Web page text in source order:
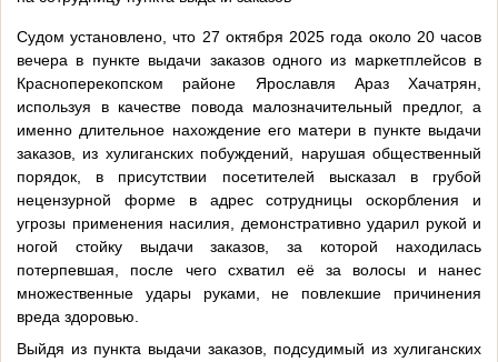
Судом установлено, что 27 октября 2025 года около 20 часов
вечера в пункте выдачи заказов одного из маркетплейсов в
Красноперекопском районе Ярославля Араз Хачатрян,
используя в качестве повода малозначительный предлог, а
именно длительное нахождение его матери в пункте выдачи
заказов, из хулиганских побуждений, нарушая общественный
порядок, в присутствии посетителей высказал в грубой
нецензурной форме в адрес сотрудницы оскорбления и
угрозы применения насилия, демонстративно ударил рукой и
ногой стойку выдачи заказов, за которой находилась
потерпевшая, после чего схватил её за волосы и нанес
множественные удары руками, не повлекшие причинения
вреда здоровью.
Выйдя из пункта выдачи заказов, подсудимый из хулиганских